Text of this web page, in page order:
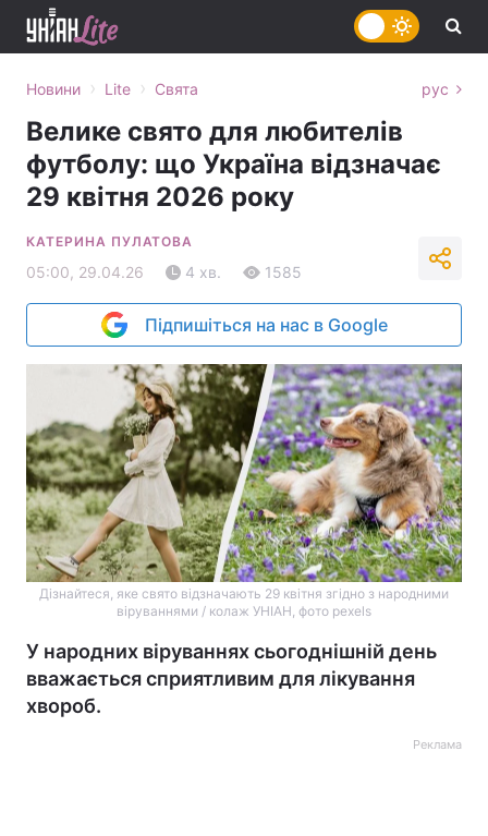
Новини › Lite › Свята рус
Велике свято для любителів
футболу: що Україна відзначає
29 квітня 2026 року
КАТЕРИНА ПУЛАТОВА
05:00, 29.04.26 4 хв. 1585
Підпишіться на нас в Google
Дізнайтеся, яке свято відзначають 29 квітня згідно з народними
віруваннями / колаж УНІАН, фото pexels
У народних віруваннях сьогоднішній день
вважається сприятливим для лікування
хвороб.
Реклама